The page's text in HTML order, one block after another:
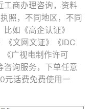
工商办理咨询，资料
照，不同地区，不同
如《高企认证》
《文网文证》《IDC
《广视电制作许可
咨询服务，下单任意
元话费免费使用一